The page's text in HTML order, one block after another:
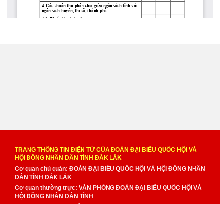
TRANG THÔNG TIN ĐIỆN TỬ CỦA ĐOÀN ĐẠI BIỂU QUỐC HỘI VÀ
HỘI ĐỒNG NHÂN DÂN TỈNH ĐẮK LẮK
Cơ quan chủ quản: ĐOÀN ĐẠI BIỂU QUỐC HỘI VÀ HỘI ĐỒNG NHÂN
DÂN TỈNH ĐẮK LẮK
Cơ quan thường trực: VĂN PHÒNG ĐOÀN ĐẠI BIỂU QUỐC HỘI VÀ
HỘI ĐỒNG NHÂN DÂN TỈNH